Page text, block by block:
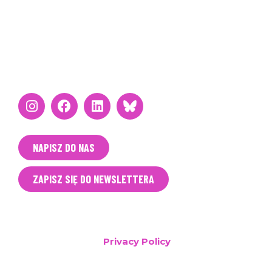
NAPISZ DO NAS
ZAPISZ SIĘ DO NEWSLETTERA
Privacy Policy